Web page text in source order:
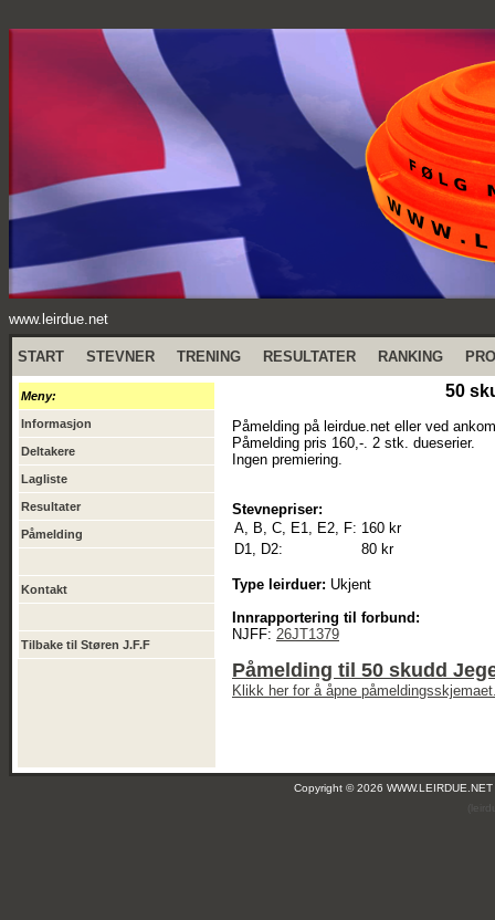
www.leirdue.net
START STEVNER TRENING RESULTATER RANKING
Meny:
Informasjon
Deltakere
Lagliste
Resultater
Påmelding
Kontakt
Tilbake til Støren J.F.F
50
Påmelding på leirdue.net eller ved
Påmelding pris 160,-. 2 stk. dueserier.
Ingen premiering.
Stevnepriser:
A, B, C, E1, E2, F: 160 kr
D1, D2:
80 kr
Type leirduer: Ukjent
Innrapportering til forbund:
NJFF: 26JT1379
Påmelding til 50 skudd
Klikk her for å åpne
Copyright © 2026